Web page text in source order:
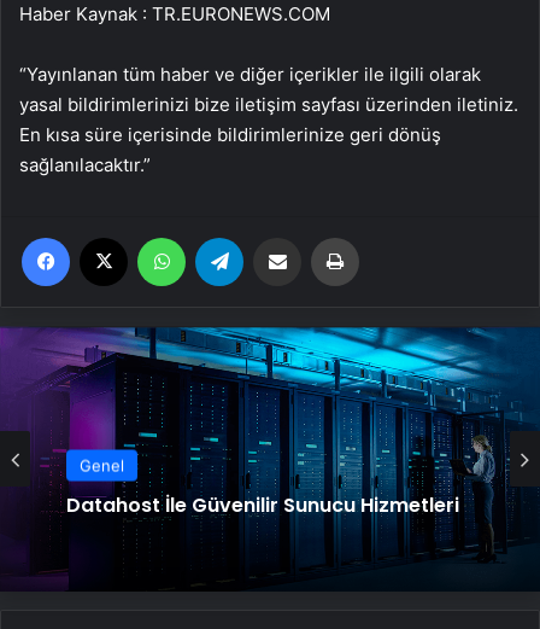
Haber Kaynak : TR.EURONEWS.COM
“Yayınlanan tüm haber ve diğer içerikler ile ilgili olarak
yasal bildirimlerinizi bize iletişim sayfası üzerinden iletiniz.
En kısa süre içerisinde bildirimlerinize geri dönüş
sağlanılacaktır.”
Facebook WhatsApp Email'den paylaş
Genel
Datahost İle Güvenilir Sunucu Hizmetleri